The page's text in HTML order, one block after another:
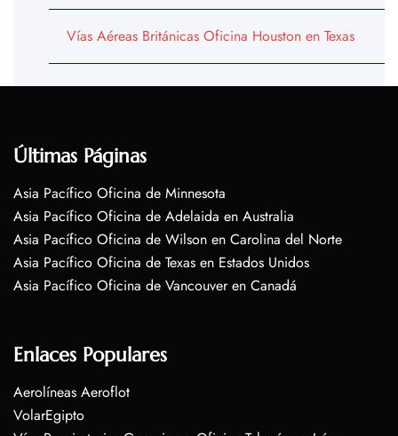
Vías Aéreas Británicas Oficina Houston en Texas
Últimas Páginas
Asia Pacífico Oficina de Minnesota
Asia Pacífico Oficina de Adelaida en Australia
Asia Pacífico Oficina de Wilson en Carolina del Norte
Asia Pacífico Oficina de Texas en Estados Unidos
Asia Pacífico Oficina de Vancouver en Canadá
Enlaces Populares
Aerolíneas Aeroflot
VolarEgipto